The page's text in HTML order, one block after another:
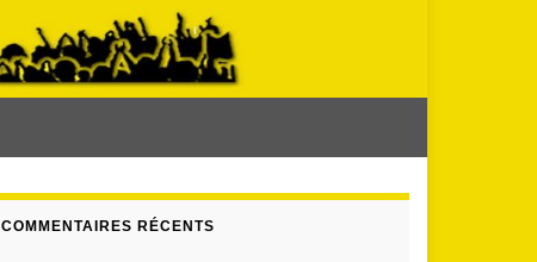
COMMENTAIRES RÉCENTS